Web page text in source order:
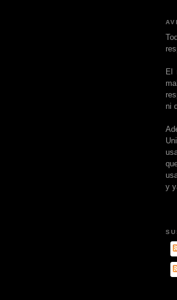
El
ni
y